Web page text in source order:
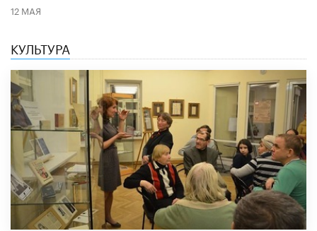
12 МАЯ
КУЛЬТУРА